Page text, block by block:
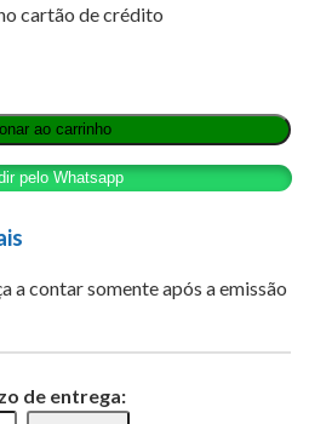
cartão de crédito
ao carrinho
pelo Whatsapp
a contar somente após a emissão
de entrega: